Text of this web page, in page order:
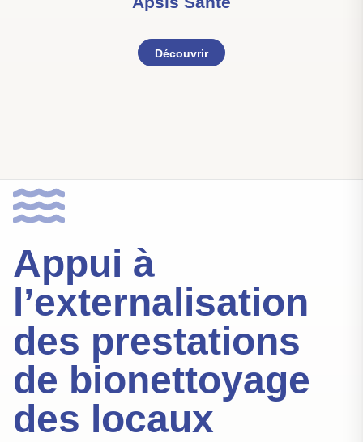
Découvrir
Appui à
l’externalisation
des prestations
de bionettoyage
des locaux